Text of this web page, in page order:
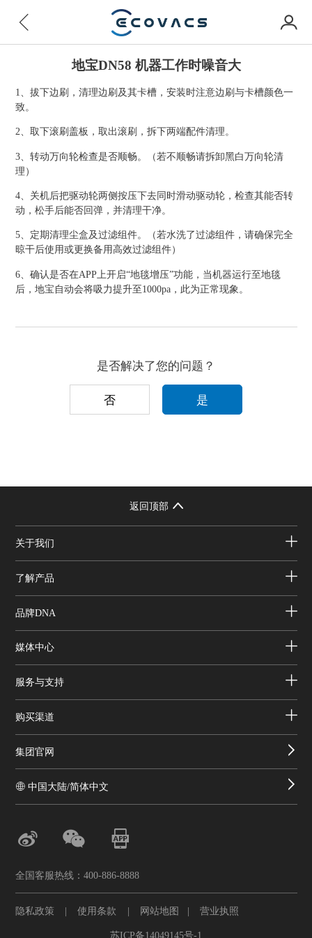
地宝DN58 机器工作时噪音大
1、拔下边刷，清理边刷及其卡槽，安装时注意边刷与卡槽颜色一
致。
2、取下滚刷盖板，取出滚刷，拆下两端配件清理。
3、转动万向轮检查是否顺畅。（若不顺畅请拆卸黑白万向轮清
理）
4、关机后把驱动轮两侧按压下去同时滑动驱动轮，检查其能否转
动，松手后能否回弹，并清理干净。
5、定期清理尘盒及过滤组件。（若水洗了过滤组件，请确保完全
晾干后使用或更换备用高效过滤组件）
6、确认是否在APP上开启“地毯增压”功能，当机器运行至地毯
后，地宝自动会将吸力提升至1000pa，此为正常现象。
是否解决了您的问题？
否 是
返回顶部
关于我们
了解产品
品牌DNA
媒体中心
服务与支持
购买渠道
集团官网
中国大陆/简体中文
全国客服热线：400-886-8888
隐私政策 | 使用条款 | 网站地图 | 营业执照
苏ICP备14049145号-1